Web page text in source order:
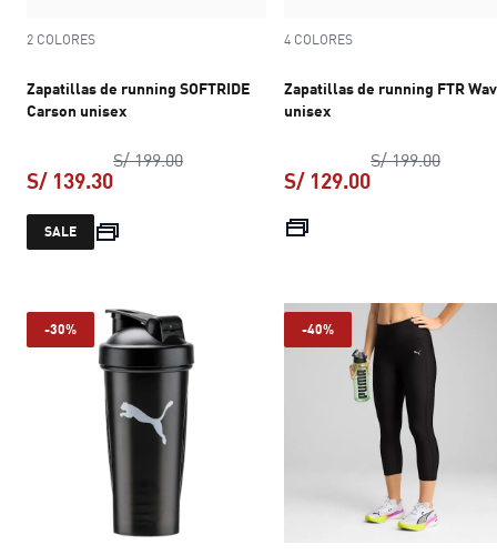
2 COLORES
Zapatillas de running SOFTRIDE
Carson unisex
S/ 199.00precio original S/ 199.00
S/ 139.30
precio actual S/ 139.30
SALE
4 COLORES
Zapatillas de running FTR
unisex
S/ 199.00precio
S/ 129.00
-30% -40%